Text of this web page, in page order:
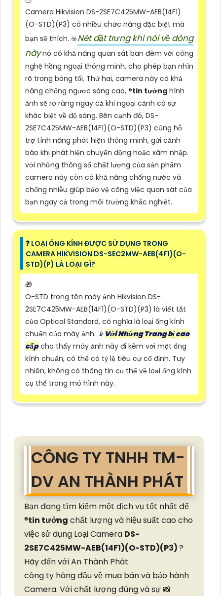
Camera Hikvision DS-2SE7C425MW-AEB(14F1)
(O-STD)(P3) có nhiều chức năng đặc biệt mà
bạn sẽ thích. ☣️Nét đặt trưng khi nói về dòng
nàynó có khả năng quan sát ban đêm với công
nghệ hồng ngoại thông minh, cho phép bạn nhìn
rõ trong bóng tối. Thứ hai, camera này có khả
năng chống ngược sáng cao, ®️tin tưởng hình
ảnh sẽ rõ ràng ngay cả khi ngoại cảnh có sự
khác biệt về độ sáng. Bên cạnh đó, DS-
2SE7C425MW-AEB(14F1)(O-STD)(P3) cũng hỗ
trợ tính năng phát hiện thông minh, gửi cảnh
báo khi phát hiện chuyển động hoặc xâm nhập.
với những thông số chất lượng của sản phẩm
camera này còn có khả năng chống nước và
chống nhiễu giúp bảo vệ công việc quan sát của
bạn ngay cả trong môi trường khắc nghiệt.
❓ LOẠI ỐNG KÍNH ĐƯỢC SỬ DỤNG TRONG
CAMERA HIKVISION DS-SEC2MW-AEB(4F1)(O-
STD)(P) LÀ LOẠI GÌ?
🎁
O-STD trong tên máy ảnh Hikvision DS-
2SE7C425MW-AEB(14F1)(O-STD)(P3) là viết tắt
của Optical Standard, có nghĩa là loại ống kính
chuẩn của máy ảnh. 📡 Với Những Trang bị cao
cấpcho thấy máy ảnh này đi kèm với một ống
kính chuẩn, có thể có tỷ lệ tiêu cự cố định. Tuy
nhiên, không có thông tin cụ thể về loại ống kính
cụ thể trong mô hình này.
CÔNG TY TNHH TM-
DV AN THÀNH PHÁT
Bạn đang tìm kiếm một dịch vụ tốt nhất để
®️tin tưởng chất lượng và hiệu suất cao cho
việc sử dụng Loại Camera DS-
2SE7C425MW-AEB(14F1)(O-STD)(P3)?
Hãy đến với An Thành Phát
công ty hàng đầu về mua bán và bảo hành
Camera. Với chất lượng đúng và sự 📸